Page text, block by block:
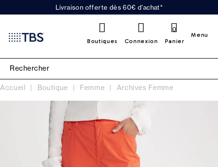
Livraison offerte dès 60€ d'achat*
Boutiques Connexion Panier
0
Menu
Accueil Boutique Femme Archives Femme